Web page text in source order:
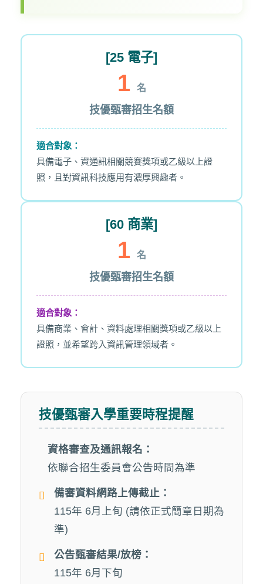
[25 電子]
1 名
技優甄審招生名額
適合對象：
具備電子、資通訊相關競賽獎項或乙級以上證
照，且對資訊科技應用有濃厚興趣者。
[60 商業]
1 名
技優甄審招生名額
適合對象：
具備商業、會計、資料處理相關獎項或乙級以上
證照，並希望跨入資訊管理領域者。
技優甄審入學重要時程提醒
資格審查及通訊報名：
依聯合招生委員會公告時間為準
備審資料網路上傳截止：
115年 6月上旬 (請依正式簡章日期為
準)
公告甄審結果/放榜：
115年 6月下旬